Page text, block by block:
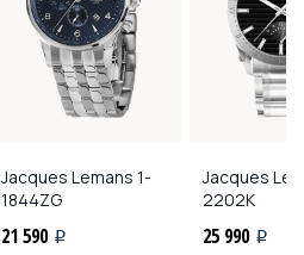
Jacques Lemans 1-
1844ZG
21 590 i
Jacques
2202K
25 990 i